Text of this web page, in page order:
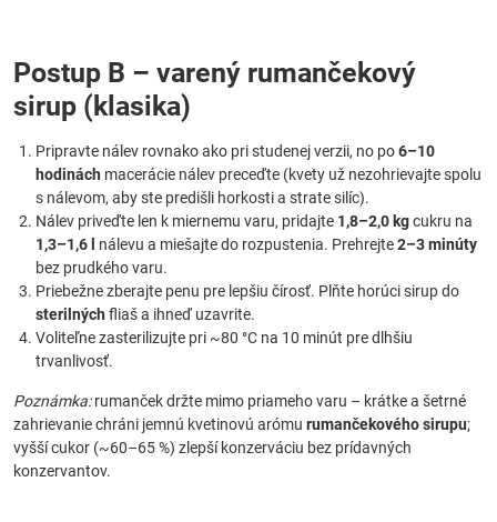
Postup B – varený rumančekový
sirup (klasika)
Pripravte nálev rovnako ako pri studenej verzii, no po6–10
hodinách macerácie nálev preceďte (kvety už nezohrievajte spolu
s nálevom, aby ste predišli horkosti a strate silíc).
Nálev priveďte len k miernemu varu, pridajte 1,8–2,0 kgcukru na
1,3–1,6 l
nálevu a miešajte do rozpustenia. Prehrejte2–3 minúty
bez prudkého varu.
Priebežne zberajte penu pre lepšiu čírosť. Plňte horúci sirup do
sterilných fliaš a ihneď uzavrite.
Voliteľne zasterilizujte pri ~80 °C na 10 minút pre dlhšiu
trvanlivosť.
Poznámka:rumanček držte mimo priameho varu – krátke a šetrné
zahrievanie chráni jemnú kvetinovú arómu rumančekového sirupu;
vyšší cukor (~60–65 %) zlepší konzerváciu bez prídavných
konzervantov.